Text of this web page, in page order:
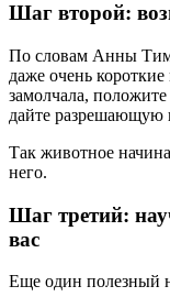
Шаг второй:
По словам Анны
даже очень
замолчала,
дайте
Так животное
него.
Шаг третий:
вас
Еще один полезный